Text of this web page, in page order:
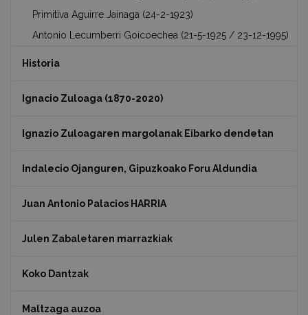
Primitiva Aguirre Jainaga (24-2-1923)
Antonio Lecumberri Goicoechea (21-5-1925 / 23-12-1995)
Historia
Ignacio Zuloaga (1870-2020)
Ignazio Zuloagaren margolanak Eibarko dendetan
Indalecio Ojanguren, Gipuzkoako Foru Aldundia
Juan Antonio Palacios HARRIA
Julen Zabaletaren marrazkiak
Koko Dantzak
Maltzaga auzoa